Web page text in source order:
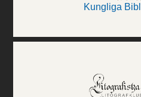
Kungliga